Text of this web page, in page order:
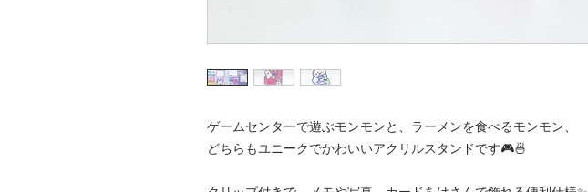
ゲームセンターで遊ぶモンモンと、ラーメンを食べるモンモン、
どちらもユニークでかわいいアクリルスタンドです🎮🍜